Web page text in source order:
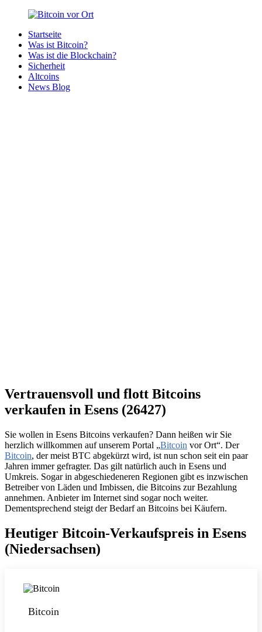
Zurück
Inhalt
Bitcoin
Bitcoins
deiner
Region
Startseite
Was ist Bitcoin?
Was ist die Blockchain?
Sicherheit
Altcoins
News Blog
Vertrauensvoll und flott Bitcoins
verkaufen in Esens (26427)
Sie wollen in Esens Bitcoins verkaufen? Dann heißen wir Sie
herzlich willkommen auf unserem Portal „Bitcoin vor Ort“. Der
Bitcoin, der meist BTC abgekürzt wird, ist nun schon seit ein paar
Jahren immer gefragter. Das gilt natürlich auch in Esens und
Umkreis. Sogar in abgeschiedeneren Regionen gibt es inzwischen
Betreiber von Läden und Imbissen, die Bitcoins zur Bezahlung
annehmen. Anbieter im Internet sind sogar noch weiter.
Dementsprechend steigt der Bedarf an Bitcoins bei Käufern.
Heutiger Bitcoin-Verkaufspreis in Esens
(Niedersachsen)
Bitcoin